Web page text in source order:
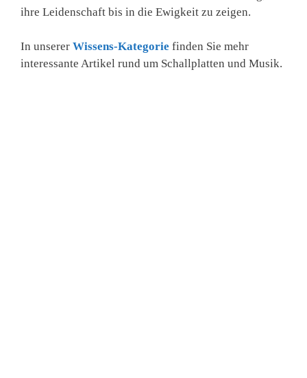
ihre Leidenschaft bis in die Ewigkeit zu zeigen.
In unserer Wissens-Kategorie finden Sie mehr
interessante Artikel rund um Schallplatten und Musik.